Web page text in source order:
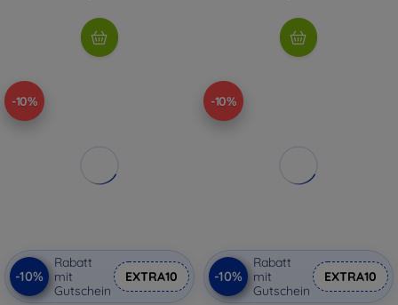
-10%
-10%
Rabatt
mit
Gutschein
EXTRA10
-10%
-10%
Rabatt
mit
Gutschein
EXTRA10